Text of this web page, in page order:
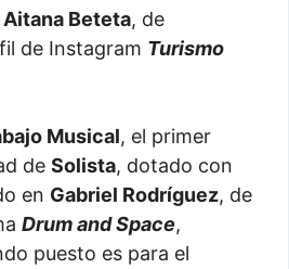
Aitana Beteta, de
de Instagram Turismo
Musical, el primer
de Solista, dotado con
en Gabriel Rodríguez, de
Drum and Space,
puesto es para el